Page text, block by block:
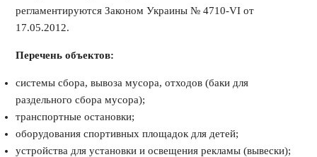
регламентируются Законом Украины № 4710-VI от
17.05.2012.
Перечень объектов:
системы сбора, вывоза мусора, отходов (баки для
раздельного сбора мусора);
транспортные остановки;
оборудования спортивных площадок для детей;
устройства для установки и освещения рекламы (вывески);